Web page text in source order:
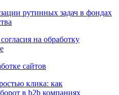
рутинных задач в фондах
на обработку
сайтов
клика: как
в b2b компаниях